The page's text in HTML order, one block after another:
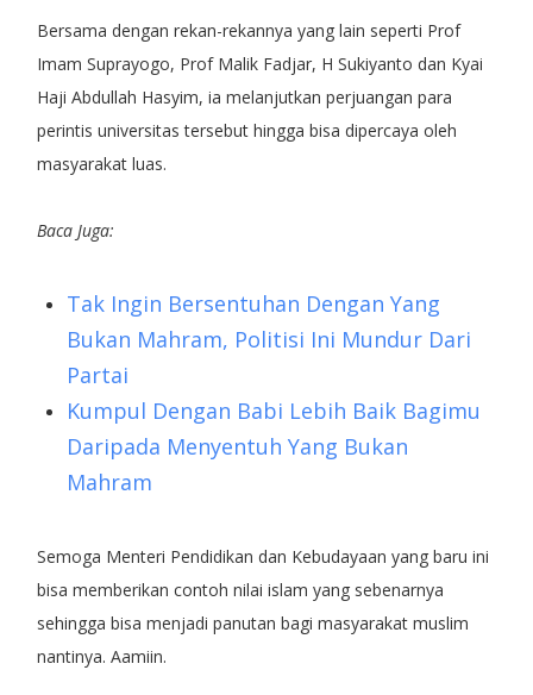
Bersama dengan rekan-rekannya yang lain seperti Prof
Imam Suprayogo, Prof Malik Fadjar, H Sukiyanto dan Kyai
Haji Abdullah Hasyim, ia melanjutkan perjuangan para
perintis universitas tersebut hingga bisa dipercaya oleh
masyarakat luas.
Baca Juga:
Tak Ingin Bersentuhan Dengan Yang
Bukan Mahram, Politisi Ini Mundur Dari
Partai
Kumpul Dengan Babi Lebih Baik Bagimu
Daripada Menyentuh Yang Bukan
Mahram
Semoga Menteri Pendidikan dan Kebudayaan yang baru ini
bisa memberikan contoh nilai islam yang sebenarnya
sehingga bisa menjadi panutan bagi masyarakat muslim
nantinya. Aamiin.